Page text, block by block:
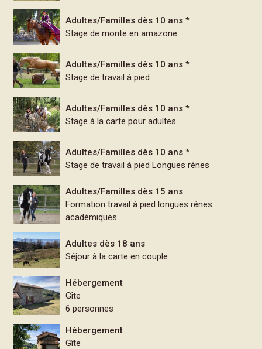
Adultes/Familles dès 10 ans *
Stage de monte en amazone
Adultes/Familles dès 10 ans *
Stage de travail à pied
Adultes/Familles dès 10 ans *
Stage à la carte pour adultes
Adultes/Familles dès 10 ans *
Stage de travail à pied Longues rênes
Adultes/Familles dès 15 ans
Formation travail à pied longues rênes
académiques
Adultes dès 18 ans
Séjour à la carte en couple
Hébergement
Gîte
6 personnes
Hébergement
Gîte